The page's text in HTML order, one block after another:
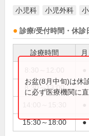
小児科 小児外科
診療/受付時間・休診
診療時間 月
8:30～13:00
15:30～18:00 ●
お盆(8月中旬)は休
に必ず医療機関に